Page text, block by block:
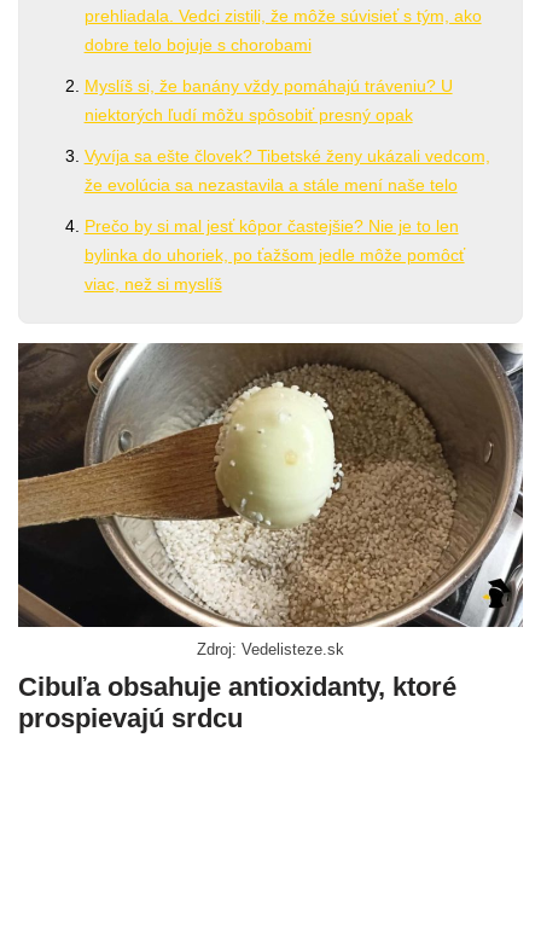
prehliadala. Vedci zistili, že môže súvisieť s tým, ako
dobre telo bojuje s chorobami
Myslíš si, že banány vždy pomáhajú tráveniu? U
niektorých ľudí môžu spôsobiť presný opak
Vyvíja sa ešte človek? Tibetské ženy ukázali vedcom,
že evolúcia sa nezastavila a stále mení naše telo
Prečo by si mal jesť kôpor častejšie? Nie je to len
bylinka do uhoriek, po ťažšom jedle môže pomôcť
viac, než si myslíš
Zdroj: Vedelisteze.sk
Cibuľa obsahuje antioxidanty, ktoré
prospievajú srdcu